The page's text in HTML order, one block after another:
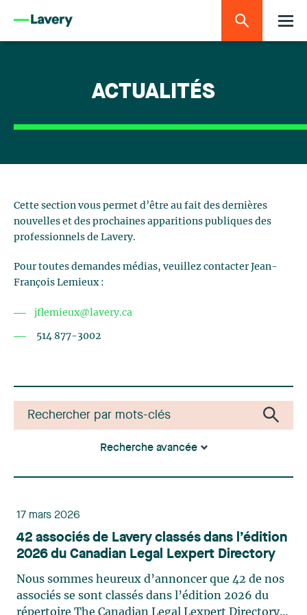
ACTUALITÉS
Cette section vous permet d’être au fait des dernières
nouvelles et des prochaines apparitions publiques des
professionnels de Lavery.
Pour toutes demandes médias, veuillez contacter Jean-
François Lemieux :
jflemieux@lavery.ca
514 877-3002
Recherche avancée
17 mars 2026
42 associés de Lavery classés dans l’édition
2026 du Canadian Legal Lexpert Directory
Nous sommes heureux d’annoncer que 42 de nos
associés se sont classés dans l’édition 2026 du
répertoire The Canadian Legal Lexpert Directory.